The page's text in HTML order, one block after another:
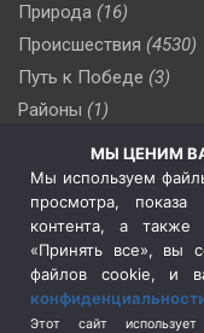
Природа (16)
Происшествия (4530)
Путь к Победе (3)
Районы (1)
(510)
Сельское хозяйство
Социальная политика
Спецоперация в
Спецоперация на
Спорт (740)
МЫ ЦЕНИМ
Мы используем
просмотра, показа
контента, а также
«Принять все», вы
файлов cookie, и
Этот сайт